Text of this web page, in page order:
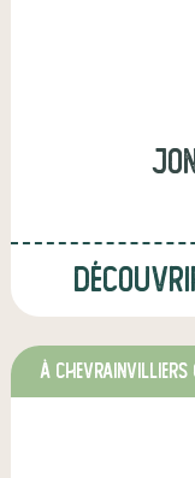
à Chevrainvilliers